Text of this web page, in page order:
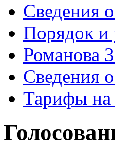
Сведения
Порядок и
Романова
Сведения
Тарифы на